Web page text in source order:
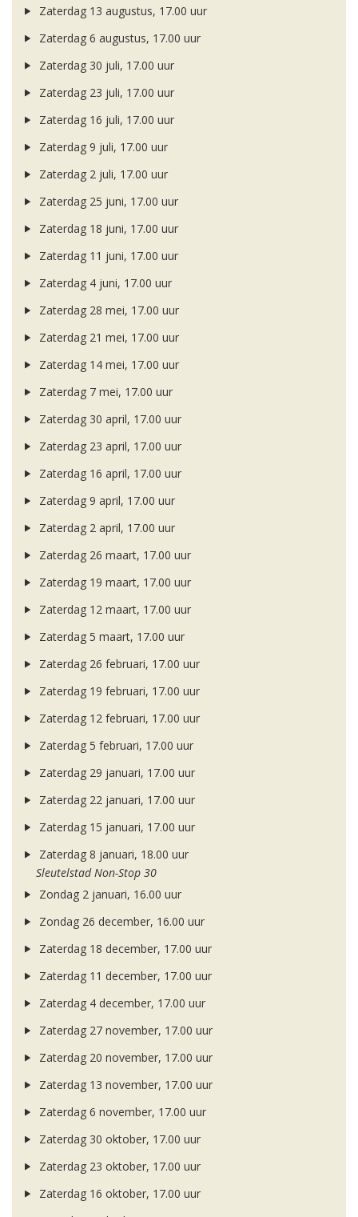
Zaterdag 13 augustus, 17.00 uur
Zaterdag 6 augustus, 17.00 uur
Zaterdag 30 juli, 17.00 uur
Zaterdag 23 juli, 17.00 uur
Zaterdag 16 juli, 17.00 uur
Zaterdag 9 juli, 17.00 uur
Zaterdag 2 juli, 17.00 uur
Zaterdag 25 juni, 17.00 uur
Zaterdag 18 juni, 17.00 uur
Zaterdag 11 juni, 17.00 uur
Zaterdag 4 juni, 17.00 uur
Zaterdag 28 mei, 17.00 uur
Zaterdag 21 mei, 17.00 uur
Zaterdag 14 mei, 17.00 uur
Zaterdag 7 mei, 17.00 uur
Zaterdag 30 april, 17.00 uur
Zaterdag 23 april, 17.00 uur
Zaterdag 16 april, 17.00 uur
Zaterdag 9 april, 17.00 uur
Zaterdag 2 april, 17.00 uur
Zaterdag 26 maart, 17.00 uur
Zaterdag 19 maart, 17.00 uur
Zaterdag 12 maart, 17.00 uur
Zaterdag 5 maart, 17.00 uur
Zaterdag 26 februari, 17.00 uur
Zaterdag 19 februari, 17.00 uur
Zaterdag 12 februari, 17.00 uur
Zaterdag 5 februari, 17.00 uur
Zaterdag 29 januari, 17.00 uur
Zaterdag 22 januari, 17.00 uur
Zaterdag 15 januari, 17.00 uur
Zaterdag 8 januari, 18.00 uur
Sleutelstad Non-Stop 30
Zondag 2 januari, 16.00 uur
Zondag 26 december, 16.00 uur
Zaterdag 18 december, 17.00 uur
Zaterdag 11 december, 17.00 uur
Zaterdag 4 december, 17.00 uur
Zaterdag 27 november, 17.00 uur
Zaterdag 20 november, 17.00 uur
Zaterdag 13 november, 17.00 uur
Zaterdag 6 november, 17.00 uur
Zaterdag 30 oktober, 17.00 uur
Zaterdag 23 oktober, 17.00 uur
Zaterdag 16 oktober, 17.00 uur